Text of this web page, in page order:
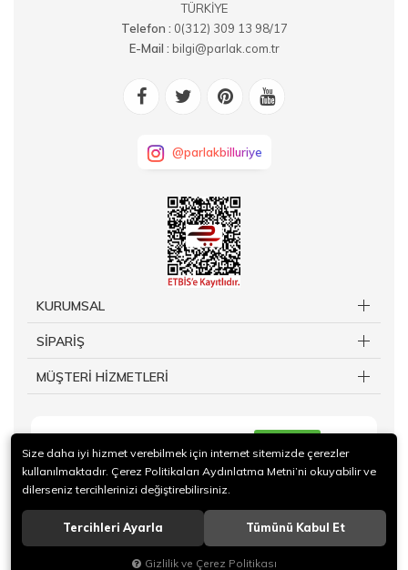
TÜRKİYE
Telefon : 0(312) 309 13 98/17
E-Mail : bilgi@parlak.com.tr
@parlakbilluriye
KURUMSAL
SİPARİŞ
MÜŞTERİ HİZMETLERİ
© 2019 TAKİ Kuy.Billuriye.Ltd Sti. Tüm hakları saklıdır.
Size daha iyi hizmet verebilmek için internet sitemizde çerezler
kullanılmaktadır. Çerez Politikaları Aydınlatma Metni’ni okuyabilir ve
dilerseniz tercihlerinizi değiştirebilirsiniz.
Tercihleri Ayarla Tümünü Kabul Et
Gizlilik ve Çerez Politikası